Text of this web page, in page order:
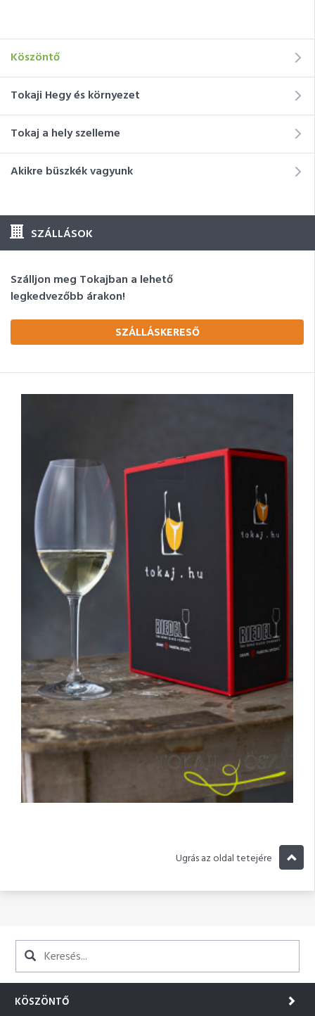
Köszöntő
Tokaji Hegy és környezet
Tokaj a hely szelleme
Akikre büszkék vagyunk
SZÁLLÁSOK
Szálljon meg Tokajban a lehető
legkedvezőbb árakon!
SZÁLLÁSKERESŐ
Ugrás az oldal tetejére
KÖSZÖNTŐ